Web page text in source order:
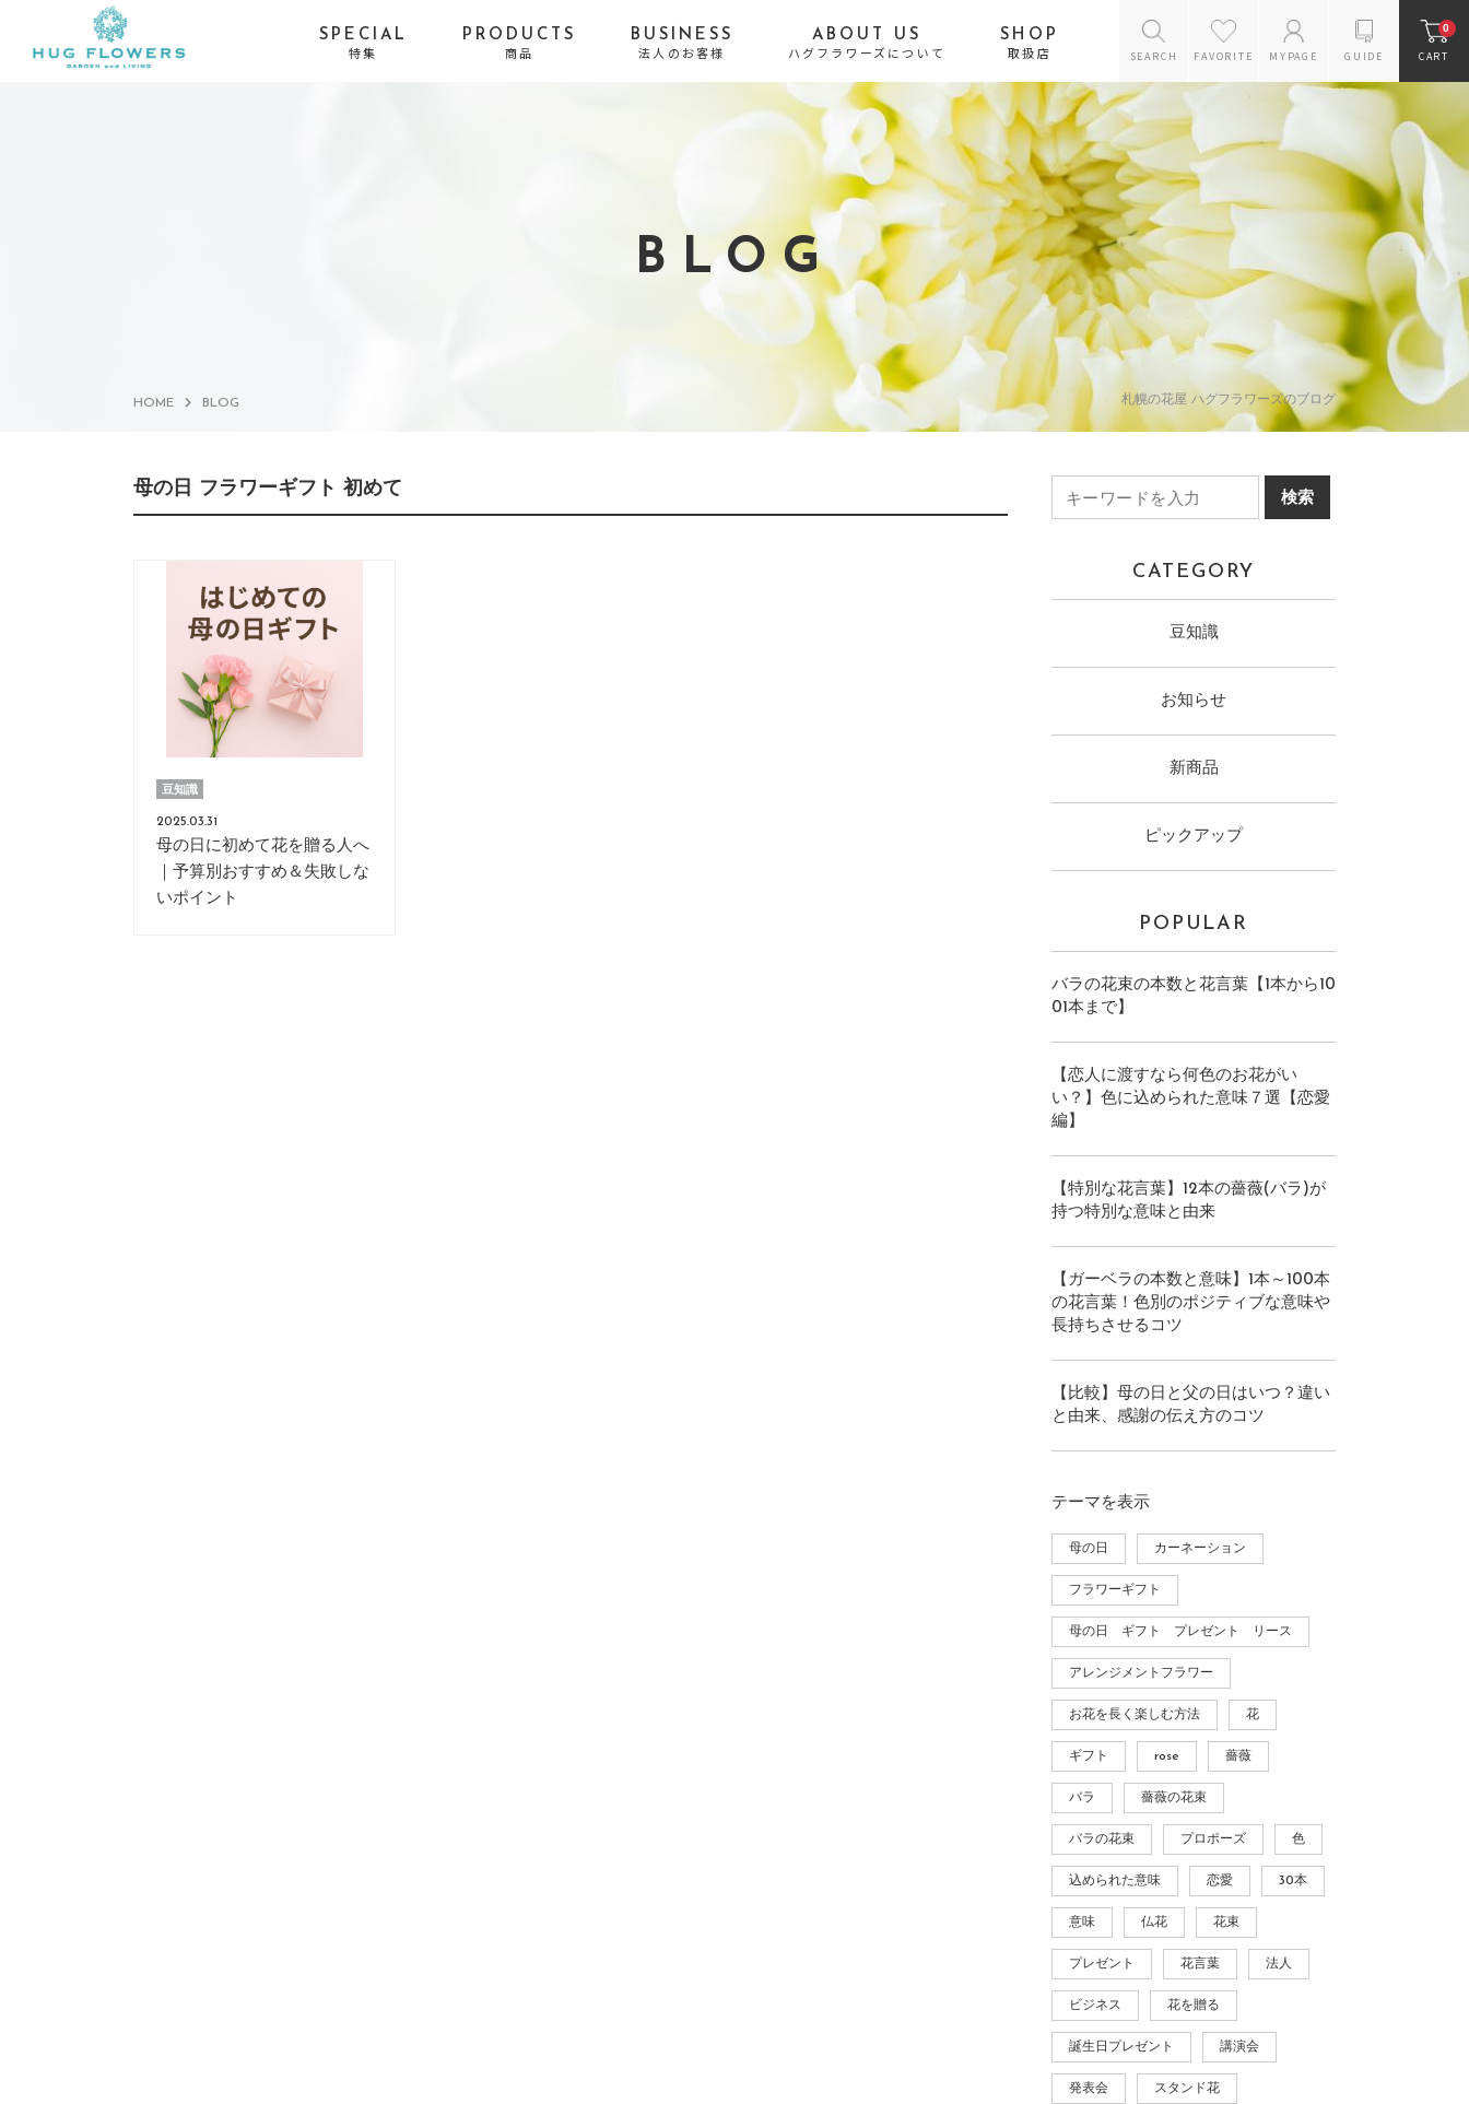
SPECIAL
特集
PRODUCTS
商品
お悔やみ・お供え
出産祝い
開店・移転・新居・引
送別・昇進・退職祝い
発表会・公演祝い
お祝い
プロポーズ
花のスタイルから探す
バラのギフト アレンジメント
花束 プリザーブドフラワー
ギフトセット お供えギフトセット
リース ドライフラワー
ラン鉢 花瓶
雑貨・ケアグッズ スタンドフラワー
オーダー商品
BUSINESS
法人のお客様
ABOUT US
ハグフラワーズについて
SHOP
取扱店 SEARCH FAVORITE MYPAGE GUIDE
0
CART
札幌の花屋 ハグフラワーズのブログ
BLOG
HOME BLOG
母の日 フラワーギフト 初めて
豆知識
2025.03.31
母の日に初めて花を贈る人へ
｜予算別おすすめ＆失敗しな
いポイント
CATEGORY
豆知識
お知らせ
新商品
ピックアップ
POPULAR
バラの花束の本数と花言葉【1本から10
01本まで】
【恋人に渡すなら何色のお花がい
い？】色に込められた意味７選【恋愛
編】
【特別な花言葉】12本の薔薇(バラ)が
持つ特別な意味と由来
【ガーベラの本数と意味】1本～100本
の花言葉！色別のポジティブな意味や
長持ちさせるコツ
【比較】母の日と父の日はいつ？違い
と由来、感謝の伝え方のコツ
テーマ を表示
母の日 カーネーション
フラワーギフト
母の日 ギフト プレゼント リース
アレンジメントフラワー
お花を長く楽しむ方法 花
ギフト rose 薔薇
バラ 薔薇の花束
バラの花束 プロポーズ 色
込められた意味 恋愛 30本
意味 仏花 花束
プレゼント 花言葉 法人
ビジネス 花を贈る
誕生日プレゼント 講演会
発表会 スタンド花